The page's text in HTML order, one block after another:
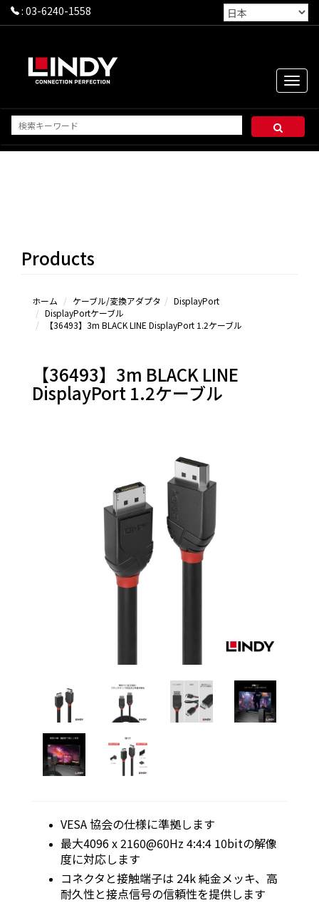
: 03-6240-1558
Toggle
DisplayPortケ
DisplayPortケ
DisplayPort
Products
ホーム ケーブル/変換アダプタ
DisplayPort
DisplayPortケーブル
【36493】3m BLACK LINE DisplayPort 1.2ケーブル
【36493】3m BLACK LINE
DisplayPort 1.2ケーブル
VESA 協会の仕様に準拠します
最大4096 x 2160@60Hz 4:4:4 10bitの解像
度に対応します
コネクタと接触端子は 24k 純金メッキ、高
耐久性と接点信号の信頼性を提供します